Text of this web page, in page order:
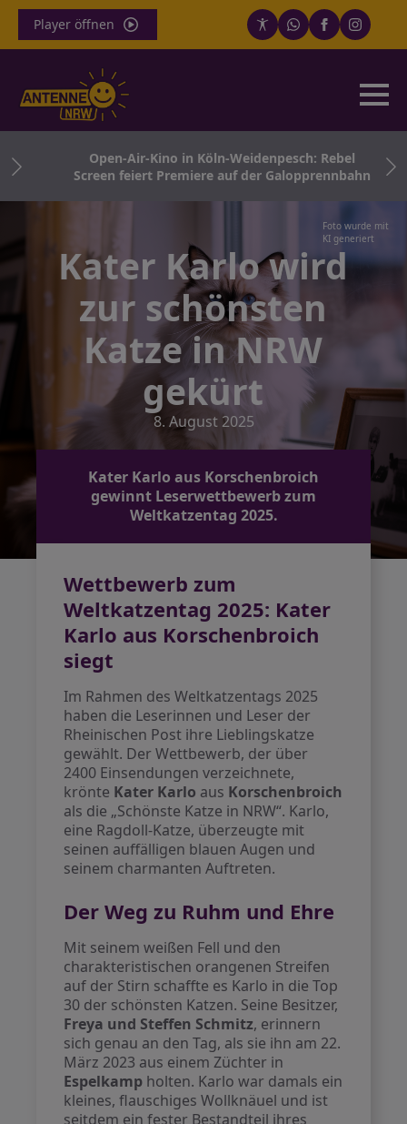
Player öffnen
Open-Air-Kino in Köln-Weidenpesch: Rebel
Screen feiert Premiere auf der Galopprennbahn
Foto wurde mit
KI generiert
Kater Karlo wird
zur schönsten
Katze in NRW
gekürt
8. August 2025
Kater Karlo aus Korschenbroich
gewinnt Leserwettbewerb zum
Weltkatzentag 2025.
Wettbewerb zum
Weltkatzentag 2025: Kater
Karlo aus Korschenbroich
siegt
Im Rahmen des Weltkatzentags 2025
haben die Leserinnen und Leser der
Rheinischen Post ihre Lieblingskatze
gewählt. Der Wettbewerb, der über
2400 Einsendungen verzeichnete,
krönte Kater Karlo aus Korschenbroich
als die „Schönste Katze in NRW“. Karlo,
eine Ragdoll-Katze, überzeugte mit
seinen auffälligen blauen Augen und
seinem charmanten Auftreten.
Der Weg zu Ruhm und Ehre
Mit seinem weißen Fell und den
charakteristischen orangenen Streifen
auf der Stirn schaffte es Karlo in die Top
30 der schönsten Katzen. Seine Besitzer,
Freya und Steffen Schmitz, erinnern
sich genau an den Tag, als sie ihn am 22.
März 2023 aus einem Züchter in
Espelkamp holten. Karlo war damals ein
kleines, flauschiges Wollknäuel und ist
seitdem ein fester Bestandteil ihres